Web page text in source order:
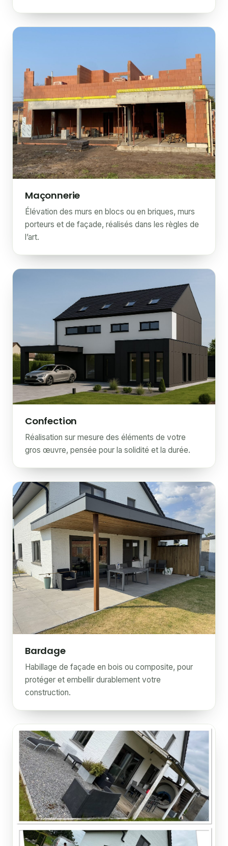
Maçonnerie
Élévation des murs en blocs ou en briques, murs
porteurs et de façade, réalisés dans les règles de
l’art.
Confection
Réalisation sur mesure des éléments de votre
gros œuvre, pensée pour la solidité et la durée.
Bardage
Habillage de façade en bois ou composite, pour
protéger et embellir durablement votre
construction.